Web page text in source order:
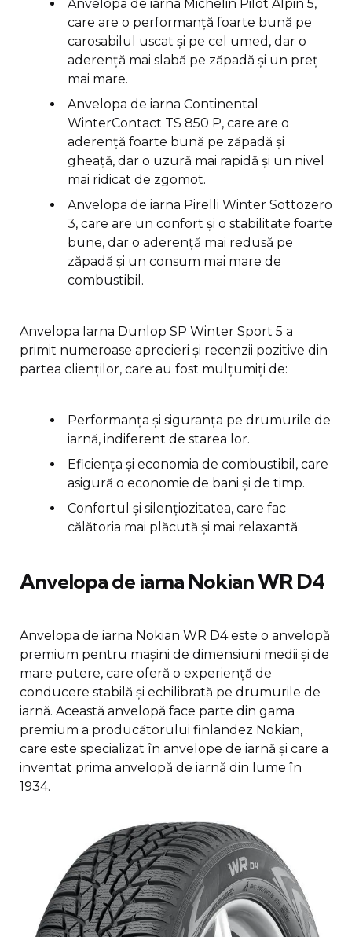
Anvelopa de iarna Michelin Pilot Alpin 5,
care are o performanță foarte bună pe
carosabilul uscat și pe cel umed, dar o
aderență mai slabă pe zăpadă și un preț
mai mare.
Anvelopa de iarna Continental
WinterContact TS 850 P, care are o
aderență foarte bună pe zăpadă și
gheață, dar o uzură mai rapidă și un nivel
mai ridicat de zgomot.
Anvelopa de iarna Pirelli Winter Sottozero
3, care are un confort și o stabilitate foarte
bune, dar o aderență mai redusă pe
zăpadă și un consum mai mare de
combustibil.
Anvelopa Iarna Dunlop SP Winter Sport 5 a
primit numeroase aprecieri și recenzii pozitive din
partea clienților, care au fost mulțumiți de:
Performanța și siguranța pe drumurile de
iarnă, indiferent de starea lor.
Eficiența și economia de combustibil, care
asigură o economie de bani și de timp.
Confortul și silențiozitatea, care fac
călătoria mai plăcută și mai relaxantă.
Anvelopa de iarna Nokian WR D4
Anvelopa de iarna Nokian WR D4 este o anvelopă
premium pentru mașini de dimensiuni medii și de
mare putere, care oferă o experiență de
conducere stabilă și echilibrată pe drumurile de
iarnă. Această anvelopă face parte din gama
premium a producătorului finlandez Nokian,
care este specializat în anvelope de iarnă și care a
inventat prima anvelopă de iarnă din lume în
1934.